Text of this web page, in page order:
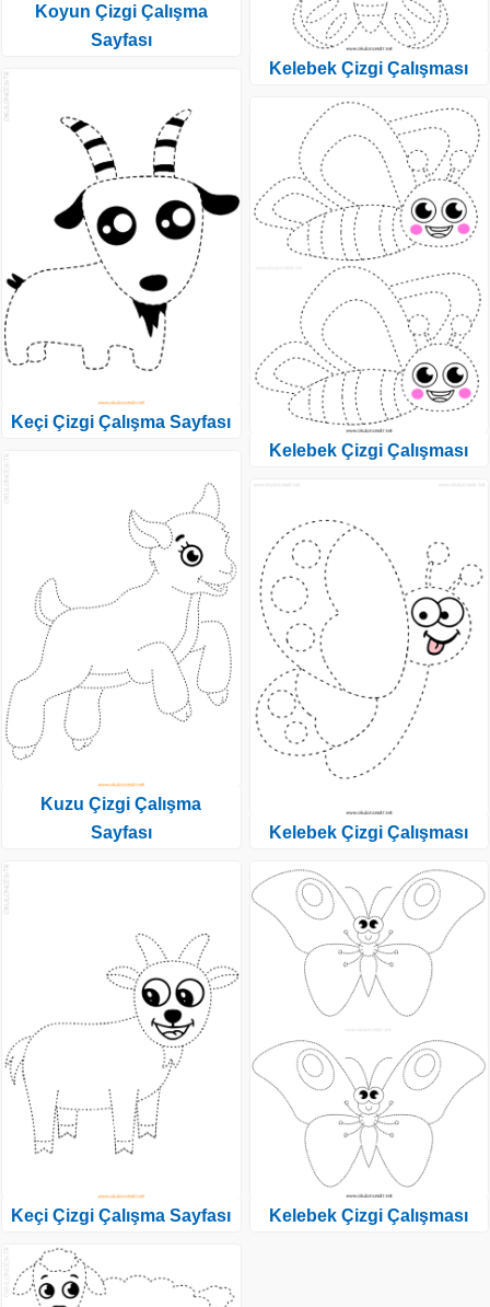
Koyun Çizgi Çalışma
Sayfası
Keçi Çizgi Çalışma Sayfası
Kuzu Çizgi Çalışma
Sayfası
Keçi Çizgi Çalışma Sayfası
Kelebek Çizgi Çalışması
Kelebek Çizgi Çalışması
Kelebek Çizgi Çalışması
Kelebek Çizgi Çalışması